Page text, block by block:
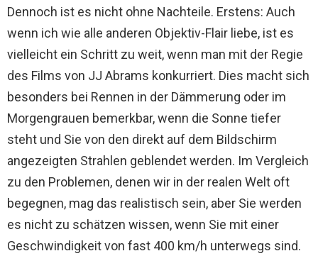
Dennoch ist es nicht ohne Nachteile. Erstens: Auch
wenn ich wie alle anderen Objektiv-Flair liebe, ist es
vielleicht ein Schritt zu weit, wenn man mit der Regie
des Films von JJ Abrams konkurriert. Dies macht sich
besonders bei Rennen in der Dämmerung oder im
Morgengrauen bemerkbar, wenn die Sonne tiefer
steht und Sie von den direkt auf dem Bildschirm
angezeigten Strahlen geblendet werden. Im Vergleich
zu den Problemen, denen wir in der realen Welt oft
begegnen, mag das realistisch sein, aber Sie werden
es nicht zu schätzen wissen, wenn Sie mit einer
Geschwindigkeit von fast 400 km/h unterwegs sind.